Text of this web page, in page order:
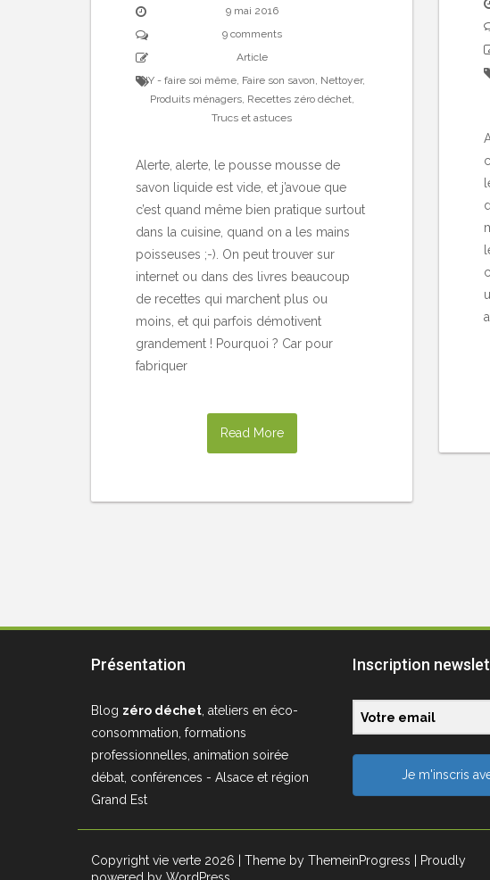
9 mai 2016
9 comments
Article
DIY - faire soi même, Faire son savon, Nettoyer,
Produits ménagers, Recettes zéro déchet,
Trucs et astuces
Alerte, alerte, le pousse mousse de
savon liquide est vide, et j’avoue que
c’est quand même bien pratique surtout
dans la cuisine, quand on a les mains
poisseuses ;-). On peut trouver sur
internet ou dans des livres beaucoup
de recettes qui marchent plus ou
moins, et qui parfois démotivent
grandement ! Pourquoi ? Car pour
fabriquer
Read More
Présentation
Blog zéro déchet, ateliers en éco-
consommation, formations
professionnelles, animation soirée
débat, conférences - Alsace et région
Grand Est
Inscription
Je m'inscris
Copyright vie verte 2026 | Theme by ThemeinProgress
| Proudly